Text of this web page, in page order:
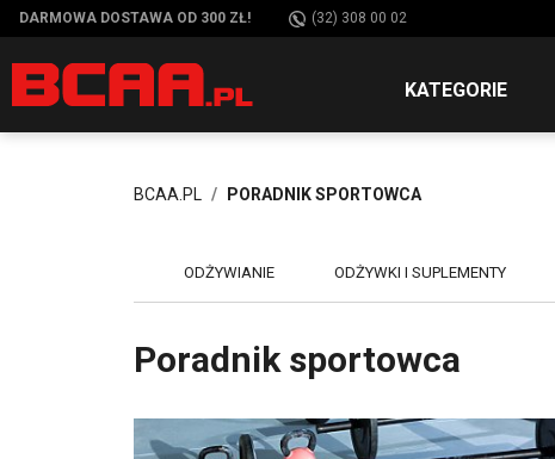
DARMOWA DOSTAWA OD 300 ZŁ! (32) 308 00 02
KATEGORIE
BCAA.PL PORADNIK SPORTOWCA
ODŻYWIANIE ODŻYWKI I SUPLEMENTY
Poradnik sportowca